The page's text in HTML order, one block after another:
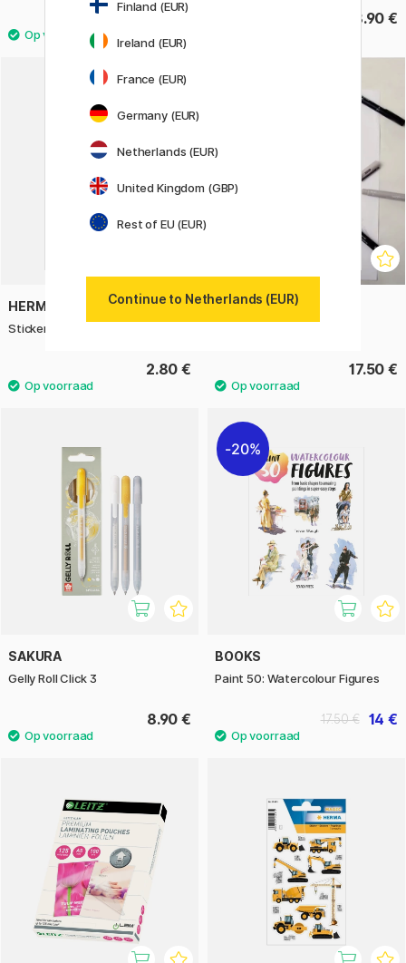
7 € 8.90 €
HERMA
Stickers Minivlinders 1 vel
2.80 €
UNI
17.50 €
SAKURA
Gelly Roll Click 3
8.90 €
20%
BOOKS
Paint 50: Watercolour Figures
14 €
17.50 €
Finland (EUR)
Ireland (EUR)
France (EUR)
Germany (EUR)
Netherlands (EUR)
United Kingdom (GBP)
Rest of EU (EUR)
Continue to Netherlands (EUR)